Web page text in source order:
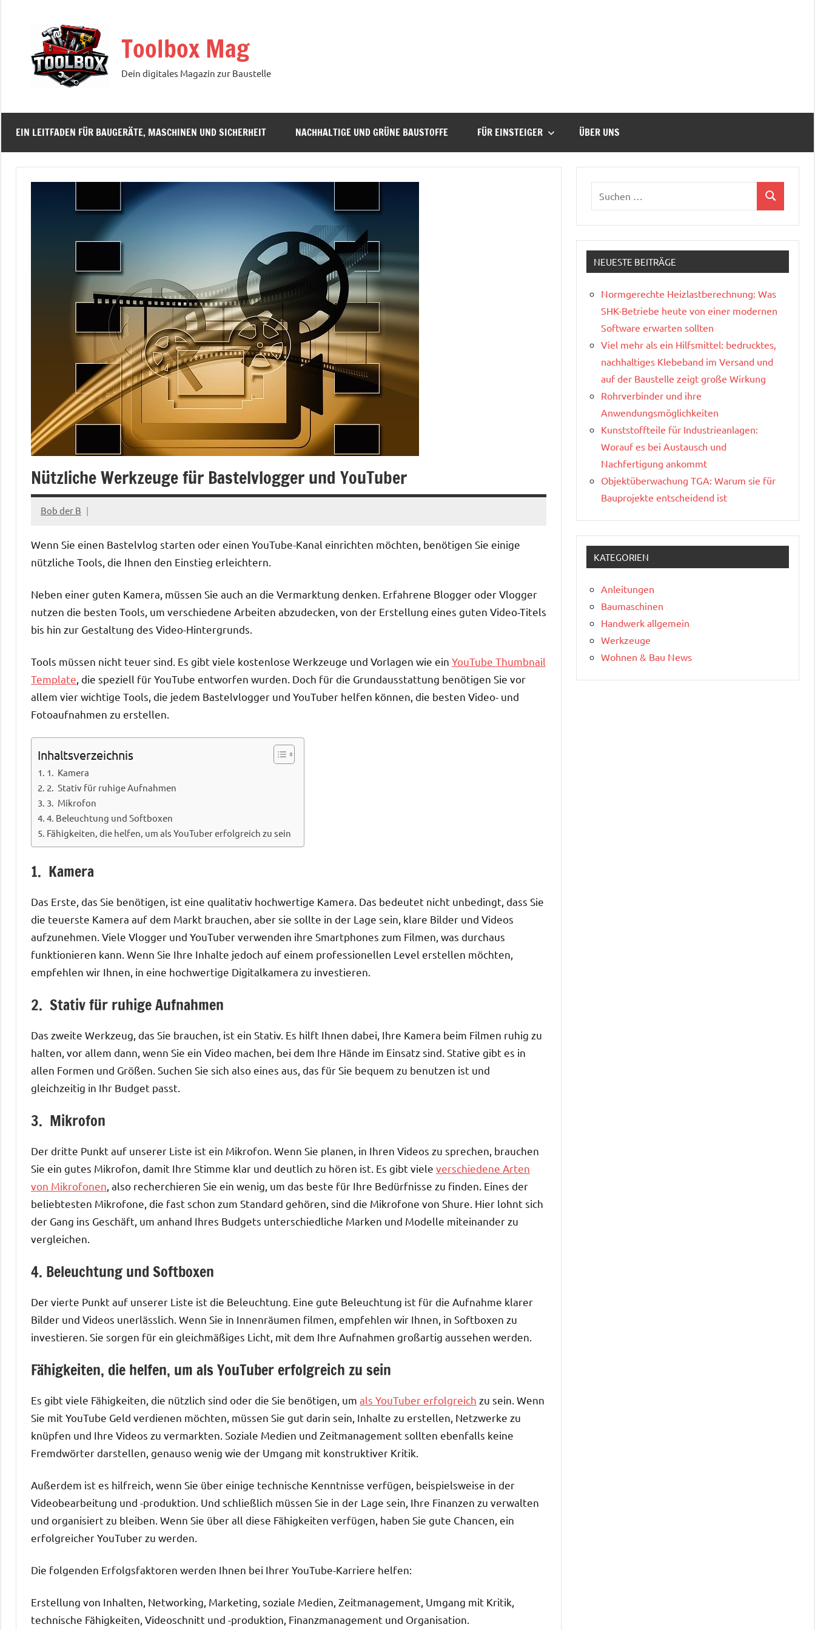
Toolbox Mag
Dein digitales Magazin zur Baustelle
EIN LEITFADEN FÜR BAUGERÄTE, MASCHINEN UND SICHERHEIT NACHHALTIGE UND GRÜNE BAUSTOFFE FÜR EINSTEIGER ÜBER UNS
Nützliche Werkzeuge für Bastelvlogger und YouTuber
Juni
2022
Bob der B
Wenn Sie einen Bastelvlog starten oder einen YouTube-Kanal einrichten möchten, benötigen Sie einige
nützliche Tools, die Ihnen den Einstieg erleichtern.
Neben einer guten Kamera, müssen Sie auch an die Vermarktung denken. Erfahrene Blogger oder Vlogger
nutzen die besten Tools, um verschiedene Arbeiten abzudecken, von der Erstellung eines guten Video-Titels
bis hin zur Gestaltung des Video-Hintergrunds.
Tools müssen nicht teuer sind. Es gibt viele kostenlose Werkzeuge und Vorlagen wie ein YouTube Thumbnail
Template , die speziell für YouTube entworfen wurden. Doch für die Grundausstattung benötigen Sie vor
allem vier wichtige Tools, die jedem Bastelvlogger und YouTuber helfen können, die besten Video- und
Fotoaufnahmen zu erstellen.
Inhaltsverzeichnis
1. Kamera
2. Stativ für ruhige Aufnahmen
3. Mikrofon
4. Beleuchtung und Softboxen
Fähigkeiten, die helfen, um als YouTuber erfolgreich zu sein
1. Kamera
Das Erste, das Sie benötigen, ist eine qualitativ hochwertige Kamera. Das bedeutet nicht unbedingt, dass Sie
die teuerste Kamera auf dem Markt brauchen, aber sie sollte in der Lage sein, klare Bilder und Videos
aufzunehmen. Viele Vlogger und YouTuber verwenden ihre Smartphones zum Filmen, was durchaus
funktionieren kann. Wenn Sie Ihre Inhalte jedoch auf einem professionellen Level erstellen möchten,
empfehlen wir Ihnen, in eine hochwertige Digitalkamera zu investieren.
2. Stativ für ruhige Aufnahmen
Das zweite Werkzeug, das Sie brauchen, ist ein Stativ. Es hilft Ihnen dabei, Ihre Kamera beim Filmen ruhig zu
halten, vor allem dann, wenn Sie ein Video machen, bei dem Ihre Hände im Einsatz sind. Stative gibt es in
allen Formen und Größen. Suchen Sie sich also eines aus, das für Sie bequem zu benutzen ist und
gleichzeitig in Ihr Budget passt.
3. Mikrofon
Der dritte Punkt auf unserer Liste ist ein Mikrofon. Wenn Sie planen, in Ihren Videos zu sprechen, brauchen
Sie ein gutes Mikrofon, damit Ihre Stimme klar und deutlich zu hören ist. Es gibt viele verschiedene Arten
von Mikrofonen , also recherchieren Sie ein wenig, um das beste für Ihre Bedürfnisse zu finden. Eines der
beliebtesten Mikrofone, die fast schon zum Standard gehören, sind die Mikrofone von Shure. Hier lohnt sich
der Gang ins Geschäft, um anhand Ihres Budgets unterschiedliche Marken und Modelle miteinander zu
vergleichen.
4. Beleuchtung und Softboxen
Der vierte Punkt auf unserer Liste ist die Beleuchtung. Eine gute Beleuchtung ist für die Aufnahme klarer
Bilder und Videos unerlässlich. Wenn Sie in Innenräumen filmen, empfehlen wir Ihnen, in Softboxen zu
investieren. Sie sorgen für ein gleichmäßiges Licht, mit dem Ihre Aufnahmen großartig aussehen werden.
Fähigkeiten, die helfen, um als YouTuber erfolgreich zu sein
Es gibt viele Fähigkeiten, die nützlich sind oder die Sie benötigen, um als YouTuber erfolgreich zu sein. Wenn
Sie mit YouTube Geld verdienen möchten, müssen Sie gut darin sein, Inhalte zu erstellen, Netzwerke zu
knüpfen und Ihre Videos zu vermarkten. Soziale Medien und Zeitmanagement sollten ebenfalls keine
Fremdwörter darstellen, genauso wenig wie der Umgang mit konstruktiver Kritik.
Außerdem ist es hilfreich, wenn Sie über einige technische Kenntnisse verfügen, beispielsweise in der
Videobearbeitung und -produktion. Und schließlich müssen Sie in der Lage sein, Ihre Finanzen zu verwalten
und organisiert zu bleiben. Wenn Sie über all diese Fähigkeiten verfügen, haben Sie gute Chancen, ein
erfolgreicher YouTuber zu werden.
Die folgenden Erfolgsfaktoren werden Ihnen bei Ihrer YouTube-Karriere helfen:
Erstellung von Inhalten, Networking, Marketing, soziale Medien, Zeitmanagement, Umgang mit Kritik,
technische Fähigkeiten, Videoschnitt und -produktion, Finanzmanagement und Organisation.
NEUESTE BEITRÄGE
Normgerechte Heizlastberechnung: Was
SHK-Betriebe heute von einer modernen
Software erwarten sollten
Viel mehr als ein Hilfsmittel: bedrucktes,
nachhaltiges Klebeband im Versand und
auf der Baustelle zeigt große Wirkung
Rohrverbinder und ihre
Anwendungsmöglichkeiten
Kunststoffteile für Industrieanlagen:
Worauf es bei Austausch und
Nachfertigung ankommt
Objektüberwachung TGA: Warum sie für
Bauprojekte entscheidend ist
KATEGORIEN
Anleitungen
Baumaschinen
Handwerk allgemein
Werkzeuge
Wohnen & Bau News